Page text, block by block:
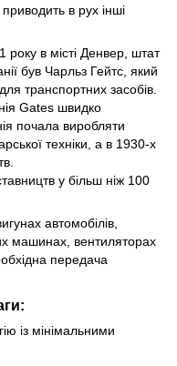
в рух інші
в місті Денвер, штат
був Чарльз Гейтс, який
транспортних засобів.
Gates швидко
почала виробляти
техніки, а в 1930-х
у більш ніж 100
автомобілів,
машинах, вентиляторах
передача
із мінімальними